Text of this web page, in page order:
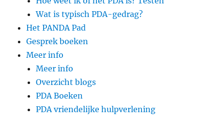
Wat is typisch PDA-gedrag?
Het PANDA Pad
Gesprek boeken
Meer info
Meer info
Overzicht blogs
PDA Boeken
PDA vriendelijke hulpverlening